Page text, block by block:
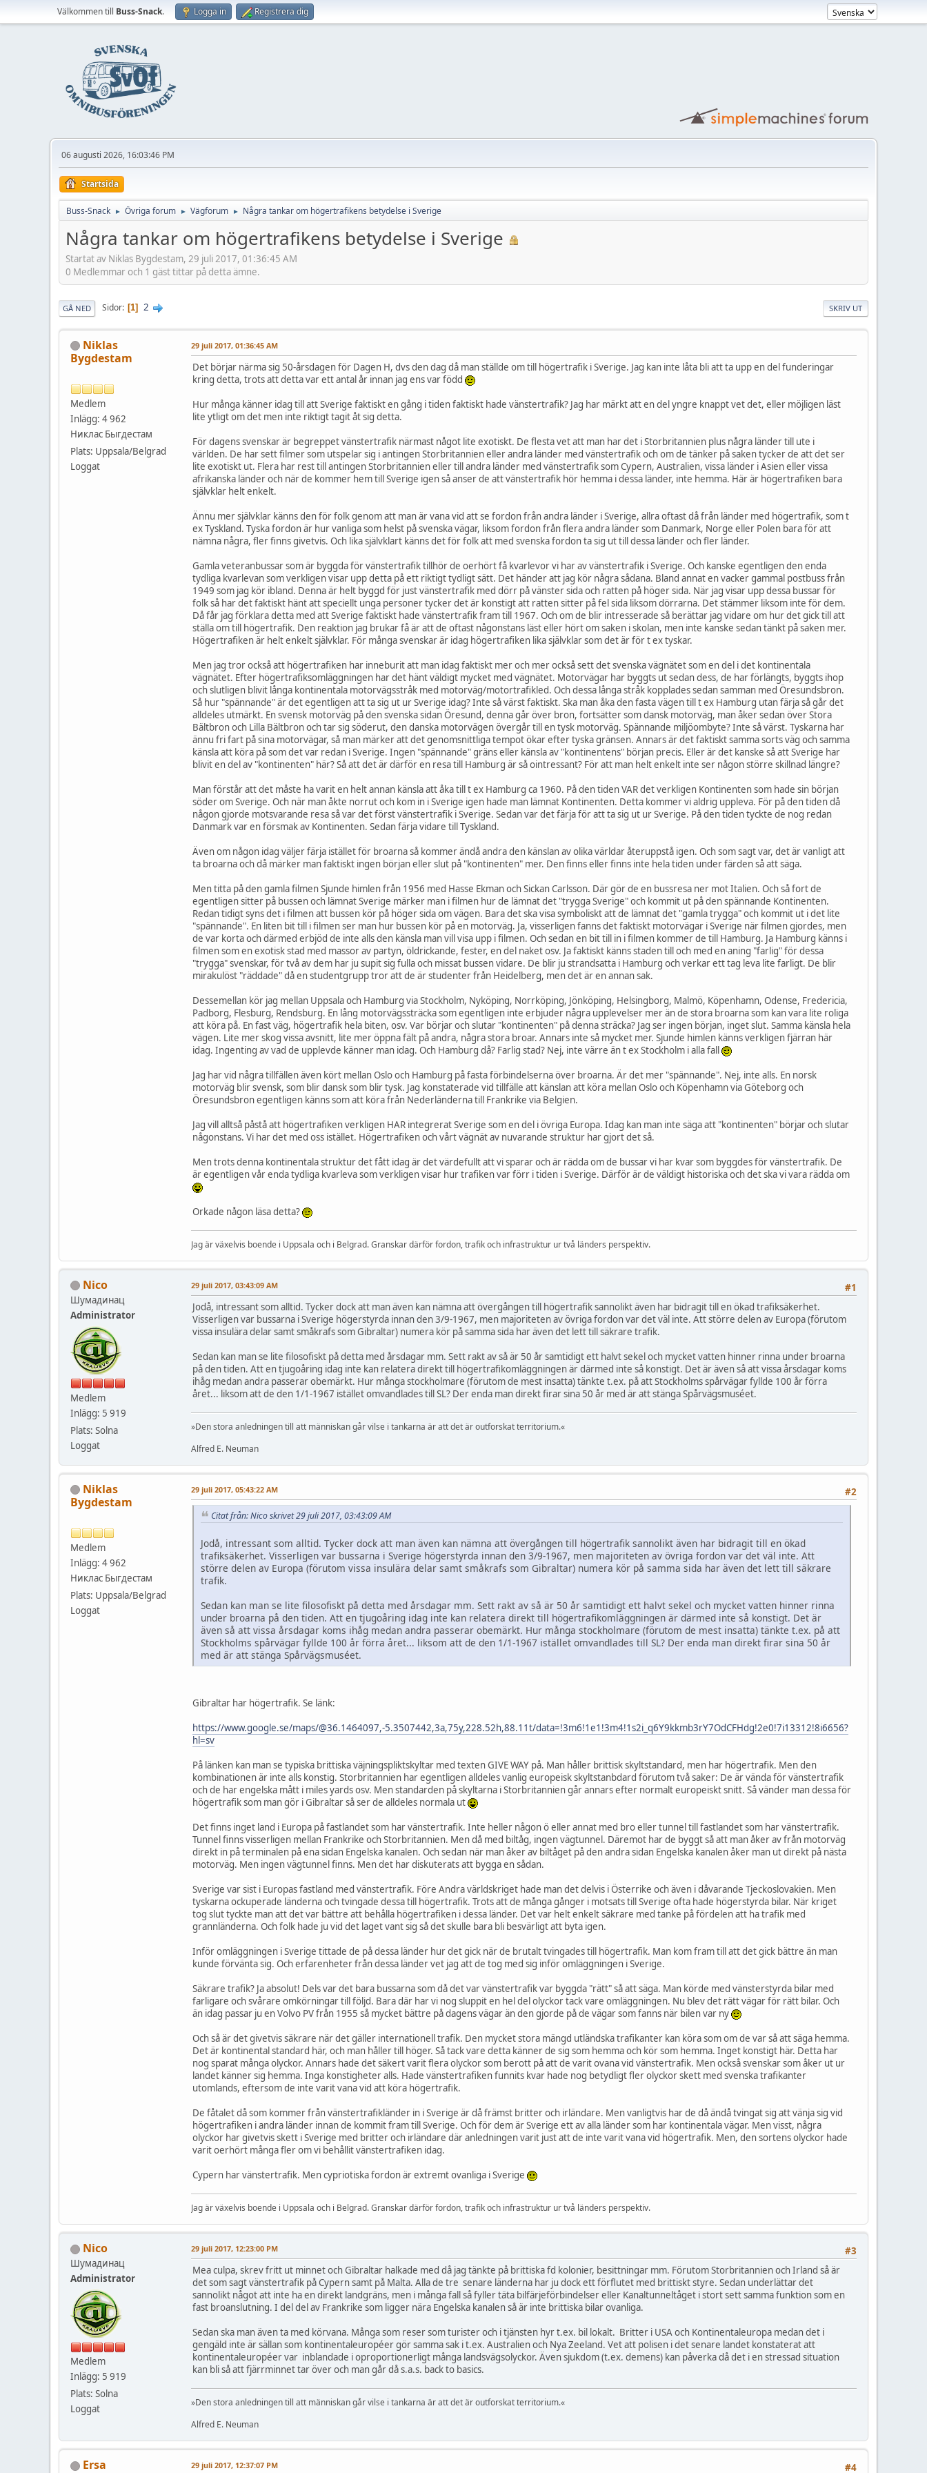
Välkommen till Buss-Snack. Logga in Registrera dig
06 augusti 2026, 16:03:46 PM
Startsida
Buss-Snack ► Övriga forum ► Vägforum ► Några tankar om högertrafikens betydelse i Sverige
Några tankar om högertrafikens betydelse i Sverige
Startat av Niklas Bygdestam, 29 juli 2017, 01:36:45 AM
0 Medlemmar och 1 gäst tittar på detta ämne.
SKRIV UT
GÅ NED Sidor 1 2
Niklas
Bygdestam
Medlem
Inlägg: 4 962
Никлас Быгдестам
Plats: Uppsala/Belgrad
Loggat
29 juli 2017, 01:36:45 AM
Det börjar närma sig 50-årsdagen för Dagen H, dvs den dag då man ställde om till högertrafik i Sverige. Jag kan inte låta bli att ta upp en del funderingar
kring detta, trots att detta var ett antal år innan jag ens var född
Hur många känner idag till att Sverige faktiskt en gång i tiden faktiskt hade vänstertrafik? Jag har märkt att en del yngre knappt vet det, eller möjligen läst
lite ytligt om det men inte riktigt tagit åt sig detta.
För dagens svenskar är begreppet vänstertrafik närmast något lite exotiskt. De flesta vet att man har det i Storbritannien plus några länder till ute i
världen. De har sett filmer som utspelar sig i antingen Storbritannien eller andra länder med vänstertrafik och om de tänker på saken tycker de att det ser
lite exotiskt ut. Flera har rest till antingen Storbritannien eller till andra länder med vänstertrafik som Cypern, Australien, vissa länder i Asien eller vissa
afrikanska länder och när de kommer hem till Sverige igen så anser de att vänstertrafik hör hemma i dessa länder, inte hemma. Här är högertrafiken bara
självklar helt enkelt.
Ännu mer självklar känns den för folk genom att man är vana vid att se fordon från andra länder i Sverige, allra oftast då från länder med högertrafik, som t
ex Tyskland. Tyska fordon är hur vanliga som helst på svenska vägar, liksom fordon från flera andra länder som Danmark, Norge eller Polen bara för att
nämna några, fler finns givetvis. Och lika självklart känns det för folk att med svenska fordon ta sig ut till dessa länder och fler länder.
Gamla veteranbussar som är byggda för vänstertrafik tillhör de oerhört få kvarlevor vi har av vänstertrafik i Sverige. Och kanske egentligen den enda
tydliga kvarlevan som verkligen visar upp detta på ett riktigt tydligt sätt. Det händer att jag kör några sådana. Bland annat en vacker gammal postbuss från
1949 som jag kör ibland. Denna är helt byggd för just vänstertrafik med dörr på vänster sida och ratten på höger sida. När jag visar upp dessa bussar för
folk så har det faktiskt hänt att speciellt unga personer tycker det är konstigt att ratten sitter på fel sida liksom dörrarna. Det stämmer liksom inte för dem.
Då får jag förklara detta med att Sverige faktiskt hade vänstertrafik fram till 1967. Och om de blir intresserade så berättar jag vidare om hur det gick till att
ställa om till högertrafik. Den reaktion jag brukar få är att de oftast någonstans läst eller hört om saken i skolan, men inte kanske sedan tänkt på saken mer.
Högertrafiken är helt enkelt självklar. För många svenskar är idag högertrafiken lika självklar som det är för t ex tyskar.
Men jag tror också att högertrafiken har inneburit att man idag faktiskt mer och mer också sett det svenska vägnätet som en del i det kontinentala
vägnätet. Efter högertrafiksomläggningen har det hänt väldigt mycket med vägnätet. Motorvägar har byggts ut sedan dess, de har förlängts, byggts ihop
och slutligen blivit långa kontinentala motorvägsstråk med motorväg/motortrafikled. Och dessa långa stråk kopplades sedan samman med Öresundsbron.
Så hur "spännande" är det egentligen att ta sig ut ur Sverige idag? Inte så värst faktiskt. Ska man åka den fasta vägen till t ex Hamburg utan färja så går det
alldeles utmärkt. En svensk motorväg på den svenska sidan Öresund, denna går över bron, fortsätter som dansk motorväg, man åker sedan över Stora
Bältbron och Lilla Bältbron och tar sig söderut, den danska motorvägen övergår till en tysk motorväg. Spännande miljöombyte? Inte så värst. Tyskarna har
ännu fri fart på sina motorvägar, så man märker att det genomsnittliga tempot ökar efter tyska gränsen. Annars är det faktiskt samma sorts väg och samma
känsla att köra på som det var redan i Sverige. Ingen "spännande" gräns eller känsla av "kontinentens" början precis. Eller är det kanske så att Sverige har
blivit en del av "kontinenten" här? Så att det är därför en resa till Hamburg är så ointressant? För att man helt enkelt inte ser någon större skillnad längre?
Man förstår att det måste ha varit en helt annan känsla att åka till t ex Hamburg ca 1960. På den tiden VAR det verkligen Kontinenten som hade sin början
söder om Sverige. Och när man åkte norrut och kom in i Sverige igen hade man lämnat Kontinenten. Detta kommer vi aldrig uppleva. För på den tiden då
någon gjorde motsvarande resa så var det först vänstertrafik i Sverige. Sedan var det färja för att ta sig ut ur Sverige. På den tiden tyckte de nog redan
Danmark var en försmak av Kontinenten. Sedan färja vidare till Tyskland.
Även om någon idag väljer färja istället för broarna så kommer ändå andra den känslan av olika världar återuppstå igen. Och som sagt var, det är vanligt att
ta broarna och då märker man faktiskt ingen början eller slut på "kontinenten" mer. Den finns eller finns inte hela tiden under färden så att säga.
Men titta på den gamla filmen Sjunde himlen från 1956 med Hasse Ekman och Sickan Carlsson. Där gör de en bussresa ner mot Italien. Och så fort de
egentligen sitter på bussen och lämnat Sverige märker man i filmen hur de lämnat det "trygga Sverige" och kommit ut på den spännande Kontinenten.
Redan tidigt syns det i filmen att bussen kör på höger sida om vägen. Bara det ska visa symboliskt att de lämnat det "gamla trygga" och kommit ut i det lite
"spännande". En liten bit till i filmen ser man hur bussen kör på en motorväg. Ja, visserligen fanns det faktiskt motorvägar i Sverige när filmen gjordes, men
de var korta och därmed erbjöd de inte alls den känsla man vill visa upp i filmen. Och sedan en bit till in i filmen kommer de till Hamburg. Ja Hamburg känns i
filmen som en exotisk stad med massor av partyn, öldrickande, fester, en del naket osv. Ja faktiskt känns staden till och med en aning "farlig" för dessa
"trygga" svenskar, för två av dem har ju supit sig fulla och missat bussen vidare. De blir ju strandsatta i Hamburg och verkar ett tag leva lite farligt. De blir
mirakulöst "räddade" då en studentgrupp tror att de är studenter från Heidelberg, men det är en annan sak.
Dessemellan kör jag mellan Uppsala och Hamburg via Stockholm, Nyköping, Norrköping, Jönköping, Helsingborg, Malmö, Köpenhamn, Odense, Fredericia,
Padborg, Flesburg, Rendsburg. En lång motorvägssträcka som egentligen inte erbjuder några upplevelser mer än de stora broarna som kan vara lite roliga
att köra på. En fast väg, högertrafik hela biten, osv. Var börjar och slutar "kontinenten" på denna sträcka? Jag ser ingen början, inget slut. Samma känsla hela
vägen. Lite mer skog vissa avsnitt, lite mer öppna fält på andra, några stora broar. Annars inte så mycket mer. Sjunde himlen känns verkligen fjärran här
idag. Ingenting av vad de upplevde känner man idag. Och Hamburg då? Farlig stad? Nej, inte värre än t ex Stockholm i alla fall
Jag har vid några tillfällen även kört mellan Oslo och Hamburg på fasta förbindelserna över broarna. Är det mer "spännande". Nej, inte alls. En norsk
motorväg blir svensk, som blir dansk som blir tysk. Jag konstaterade vid tillfälle att känslan att köra mellan Oslo och Köpenhamn via Göteborg och
Öresundsbron egentligen känns som att köra från Nederländerna till Frankrike via Belgien.
Jag vill alltså påstå att högertrafiken verkligen HAR integrerat Sverige som en del i övriga Europa. Idag kan man inte säga att "kontinenten" börjar och slutar
någonstans. Vi har det med oss istället. Högertrafiken och vårt vägnät av nuvarande struktur har gjort det så.
Men trots denna kontinentala struktur det fått idag är det värdefullt att vi sparar och är rädda om de bussar vi har kvar som byggdes för vänstertrafik. De
är egentligen vår enda tydliga kvarleva som verkligen visar hur trafiken var förr i tiden i Sverige. Därför är de väldigt historiska och det ska vi vara rädda om
Orkade någon läsa detta?
Jag är växelvis boende i Uppsala och i Belgrad. Granskar därför fordon, trafik och infrastruktur ur två länders perspektiv.
Nico
Шумадинац
Administrator
Medlem
Inlägg: 5 919
Plats: Solna
Loggat
#1
29 juli 2017, 03:43:09 AM
Jodå, intressant som alltid. Tycker dock att man även kan nämna att övergången till högertrafik sannolikt även har bidragit till en ökad trafiksäkerhet.
Visserligen var bussarna i Sverige högerstyrda innan den 3/9-1967, men majoriteten av övriga fordon var det väl inte. Att större delen av Europa (förutom
vissa insulära delar samt småkrafs som Gibraltar) numera kör på samma sida har även det lett till säkrare trafik.
Sedan kan man se lite filosofiskt på detta med årsdagar mm. Sett rakt av så är 50 år samtidigt ett halvt sekel och mycket vatten hinner rinna under broarna
på den tiden. Att en tjugoåring idag inte kan relatera direkt till högertrafikomläggningen är därmed inte så konstigt. Det är även så att vissa årsdagar koms
ihåg medan andra passerar obemärkt. Hur många stockholmare (förutom de mest insatta) tänkte t.ex. på att Stockholms spårvägar fyllde 100 år förra
året... liksom att de den 1/1-1967 istället omvandlades till SL? Der enda man direkt firar sina 50 år med är att stänga Spårvägsmuséet.
»Den stora anledningen till att människan går vilse i tankarna är att det är outforskat territorium.«
Alfred E. Neuman
Niklas
Bygdestam
Medlem
Inlägg: 4 962
Никлас Быгдестам
Plats: Uppsala/Belgrad
Loggat
#2
29 juli 2017, 05:43:22 AM
Citat från: Nico skrivet 29 juli 2017, 03:43:09 AM
Jodå, intressant som alltid. Tycker dock att man även kan nämna att övergången till högertrafik sannolikt även har bidragit till en ökad
trafiksäkerhet. Visserligen var bussarna i Sverige högerstyrda innan den 3/9-1967, men majoriteten av övriga fordon var det väl inte. Att
större delen av Europa (förutom vissa insulära delar samt småkrafs som Gibraltar) numera kör på samma sida har även det lett till säkrare
trafik.
Sedan kan man se lite filosofiskt på detta med årsdagar mm. Sett rakt av så är 50 år samtidigt ett halvt sekel och mycket vatten hinner rinna
under broarna på den tiden. Att en tjugoåring idag inte kan relatera direkt till högertrafikomläggningen är därmed inte så konstigt. Det är
även så att vissa årsdagar koms ihåg medan andra passerar obemärkt. Hur många stockholmare (förutom de mest insatta) tänkte t.ex. på att
Stockholms spårvägar fyllde 100 år förra året... liksom att de den 1/1-1967 istället omvandlades till SL? Der enda man direkt firar sina 50 år
med är att stänga Spårvägsmuséet.
Gibraltar har högertrafik. Se länk:
https://www.google.se/maps/@36.1464097,-5.3507442,3a,75y,228.52h,88.11t/data=!3m6!1e1!3m4!1s2i_q6Y9kkmb3rY7OdCFHdg!2e0!7i13312!8i6656?
hl=sv
På länken kan man se typiska brittiska väjningspliktskyltar med texten GIVE WAY på. Man håller brittisk skyltstandard, men har högertrafik. Men den
kombinationen är inte alls konstig. Storbritannien har egentligen alldeles vanlig europeisk skyltstanbdard förutom två saker: De är vända för vänstertrafik
och de har engelska mått i miles yards osv. Men standarden på skyltarna i Storbritannien går annars efter normalt europeiskt snitt. Så vänder man dessa för
högertrafik som man gör i Gibraltar så ser de alldeles normala ut
Det finns inget land i Europa på fastlandet som har vänstertrafik. Inte heller någon ö eller annat med bro eller tunnel till fastlandet som har vänstertrafik.
Tunnel finns visserligen mellan Frankrike och Storbritannien. Men då med biltåg, ingen vägtunnel. Däremot har de byggt så att man åker av från motorväg
direkt in på terminalen på ena sidan Engelska kanalen. Och sedan när man åker av biltåget på den andra sidan Engelska kanalen åker man ut direkt på nästa
motorväg. Men ingen vägtunnel finns. Men det har diskuterats att bygga en sådan.
Sverige var sist i Europas fastland med vänstertrafik. Före Andra världskriget hade man det delvis i Österrike och även i dåvarande Tjeckoslovakien. Men
tyskarna ockuperade länderna och tvingade dessa till högertrafik. Trots att de många gånger i motsats till Sverige ofta hade högerstyrda bilar. När kriget
tog slut tyckte man att det var bättre att behålla högertrafiken i dessa länder. Det var helt enkelt säkrare med tanke på fördelen att ha trafik med
grannländerna. Och folk hade ju vid det laget vant sig så det skulle bara bli besvärligt att byta igen.
Inför omläggningen i Sverige tittade de på dessa länder hur det gick när de brutalt tvingades till högertrafik. Man kom fram till att det gick bättre än man
kunde förvänta sig. Och erfarenheter från dessa länder vet jag att de tog med sig inför omläggningen i Sverige.
Säkrare trafik? Ja absolut! Dels var det bara bussarna som då det var vänstertrafik var byggda "rätt" så att säga. Man körde med vänsterstyrda bilar med
farligare och svårare omkörningar till följd. Bara där har vi nog sluppit en hel del olyckor tack vare omläggningen. Nu blev det rätt vägar för rätt bilar. Och
än idag passar ju en Volvo PV från 1955 så mycket bättre på dagens vägar än den gjorde på de vägar som fanns när bilen var ny
Och så är det givetvis säkrare när det gäller internationell trafik. Den mycket stora mängd utländska trafikanter kan köra som om de var så att säga hemma.
Det är kontinental standard här, och man håller till höger. Så tack vare detta känner de sig som hemma och kör som hemma. Inget konstigt här. Detta har
nog sparat många olyckor. Annars hade det säkert varit flera olyckor som berott på att de varit ovana vid vänstertrafik. Men också svenskar som åker ut ur
landet känner sig hemma. Inga konstigheter alls. Hade vänstertrafiken funnits kvar hade nog betydligt fler olyckor skett med svenska trafikanter
utomlands, eftersom de inte varit vana vid att köra högertrafik.
De fåtalet då som kommer från vänstertrafikländer in i Sverige är då främst britter och irländare. Men vanligtvis har de då ändå tvingat sig att vänja sig vid
högertrafiken i andra länder innan de kommit fram till Sverige. Och för dem är Sverige ett av alla länder som har kontinentala vägar. Men visst, några
olyckor har givetvis skett i Sverige med britter och irländare där anledningen varit just att de inte varit vana vid högertrafik. Men, den sortens olyckor hade
varit oerhört många fler om vi behållit vänstertrafiken idag.
Cypern har vänstertrafik. Men cypriotiska fordon är extremt ovanliga i Sverige
Jag är växelvis boende i Uppsala och i Belgrad. Granskar därför fordon, trafik och infrastruktur ur två länders perspektiv.
Nico
Шумадинац
Administrator
Medlem
Inlägg: 5 919
Plats: Solna
Loggat
#3
29 juli 2017, 12:23:00 PM
Mea culpa, skrev fritt ut minnet och Gibraltar halkade med då jag tänkte på brittiska fd kolonier, besittningar mm. Förutom Storbritannien och Irland så är
det som sagt vänstertrafik på Cypern samt på Malta. Alla de tre senare länderna har ju dock ett förflutet med brittiskt styre. Sedan underlättar det
sannolikt något att inte ha en direkt landgräns, men i många fall så fyller täta bilfärjeförbindelser eller Kanaltunneltåget i stort sett samma funktion som en
fast broanslutning. I del del av Frankrike som ligger nära Engelska kanalen så är inte brittiska bilar ovanliga.
Sedan ska man även ta med körvana. Många som reser som turister och i tjänsten hyr t.ex. bil lokalt. Britter i USA och Kontinentaleuropa medan det i
gengäld inte är sällan som kontinentaleuropéer gör samma sak i t.ex. Australien och Nya Zeeland. Vet att polisen i det senare landet konstaterat att
kontinentaleuropéer var inblandade i oproportionerligt många landsvägsolyckor. Även sjukdom (t.ex. demens) kan påverka då det i en stressad situation
kan bli så att fjärrminnet tar över och man går då s.a.s. back to basics.
»Den stora anledningen till att människan går vilse i tankarna är att det är outforskat territorium.«
Alfred E. Neuman
Ersa #4
29 juli 2017, 12:37:07 PM